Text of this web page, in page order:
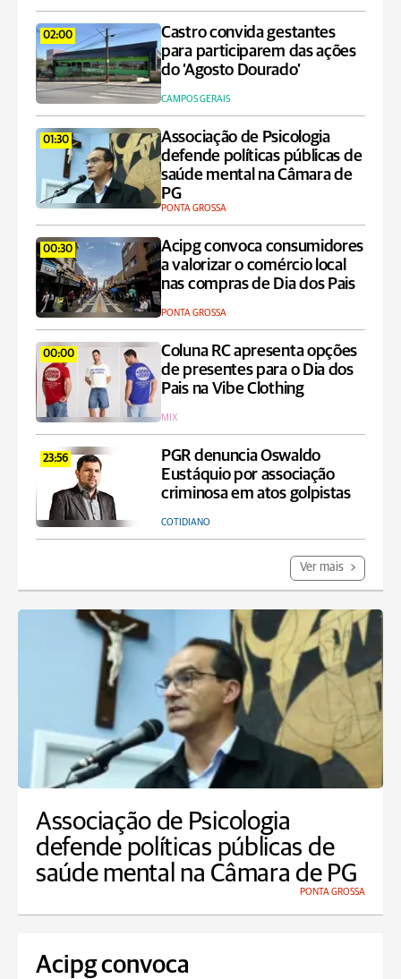
02:00
Castro convida gestantes
para participarem das ações
do ‘Agosto Dourado’
CAMPOS GERAIS
01:30
Associação de Psicologia
defende políticas públicas de
saúde mental na Câmara de
PG
PONTA GROSSA
00:30
Acipg convoca consumidores
a valorizar o comércio local
nas compras de Dia dos Pais
PONTA GROSSA
00:00
Coluna RC apresenta opções
de presentes para o Dia dos
Pais na Vibe Clothing
MIX
23:56
PGR denuncia Oswaldo
Eustáquio por associação
criminosa em atos golpistas
COTIDIANO
Ver mais
Associação de Psicologia
defende políticas públicas de
saúde mental na Câmara de PG
PONTA GROSSA
Acipg convoca